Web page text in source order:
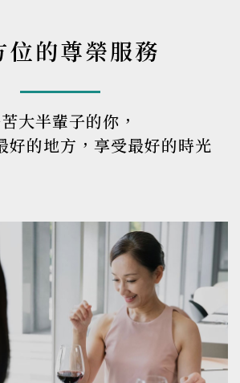
位的尊榮服務
大半輩子的你，
好的地方，享受最好的時光